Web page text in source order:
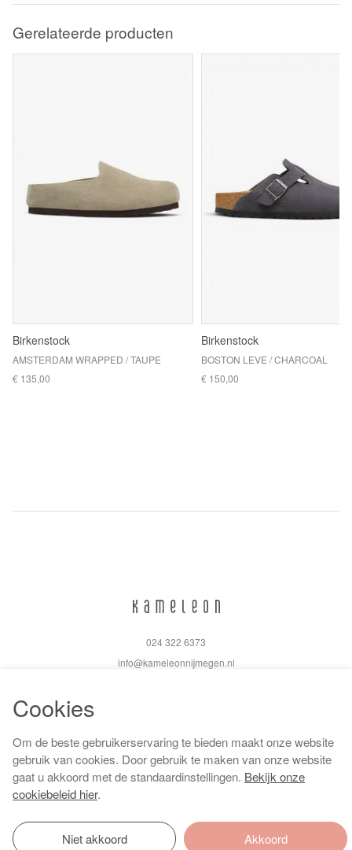
Gerelateerde producten
Birkenstock
AMSTERDAM WRAPPED / TAUPE
€ 135,00
Birkenstock
BOSTON LEVE / CHARCOAL
€ 150,00
024 322 6373
info@kameleonnijmegen.nl
Algemene voorwaarden
Privacy policy
Cookiebeleid
Cookies
Om de beste gebruikerservaring te bieden maakt onze website
gebruik van cookies. Door gebruik te maken van onze website
gaat u akkoord met de standaardinstellingen. Bekijk onze
cookiebeleid hier.